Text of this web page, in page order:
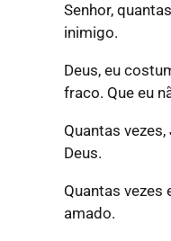
Senhor,
inimigo.
Deus, eu
fraco. Que eu
Quantas
Deus.
Quantas vezes
amado.